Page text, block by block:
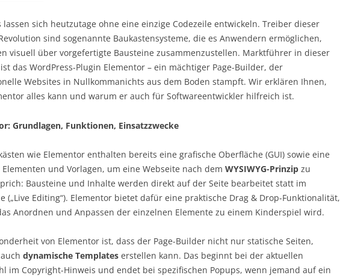
lassen sich heutzutage ohne eine einzige Codezeile entwickeln. Treiber dieser
sind sogenannte Baukastensysteme, die es Anwendern ermöglichen,
visuell über vorgefertigte Bausteine zusammenzustellen. Marktführer in dieser
das WordPress-Plugin Elementor – ein mächtiger Page-Builder, der
Websites in Nullkommanichts aus dem Boden stampft. Wir erklären Ihnen,
alles kann und warum er auch für Softwareentwickler hilfreich ist.
Grundlagen, Funktionen, Einsatzzwecke
wie Elementor enthalten bereits eine grafische Oberfläche (GUI) sowie eine
Elementen und Vorlagen, um eine Webseite nach dem WYSIWYG-Prinzip zu
Bausteine und Inhalte werden direkt auf der Seite bearbeitet statt im
(„Live Editing“). Elementor bietet dafür eine praktische Drag & Drop-Funktionalität,
Anordnen und Anpassen der einzelnen Elemente zu einem Kinderspiel wird.
von Elementor ist, dass der Page-Builder nicht nur statische Seiten,
dynamische Templates erstellen kann. Das beginnt bei der aktuellen
im Copyright-Hinweis und endet bei spezifischen Popups, wenn jemand auf ein